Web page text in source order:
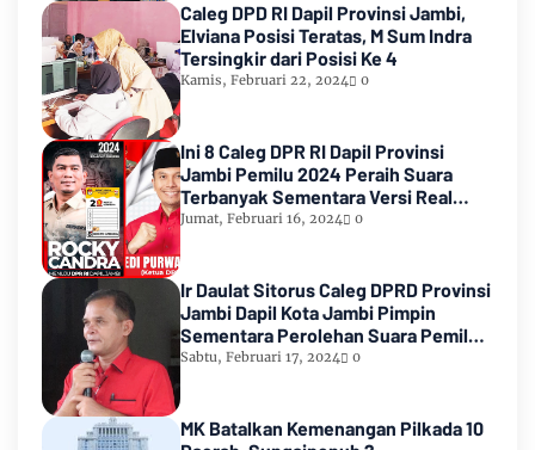
Caleg DPD RI Dapil Provinsi Jambi,
Elviana Posisi Teratas, M Sum Indra
Tersingkir dari Posisi Ke 4
Kamis, Februari 22, 2024 0
Ini 8 Caleg DPR RI Dapil Provinsi
Jambi Pemilu 2024 Peraih Suara
Terbanyak Sementara Versi Real
Count KPU RI
Jumat, Februari 16, 2024 0
Ir Daulat Sitorus Caleg DPRD Provinsi
Jambi Dapil Kota Jambi Pimpin
Sementara Perolehan Suara Pemilu
2024
Sabtu, Februari 17, 2024 0
MK Batalkan Kemenangan Pilkada 10